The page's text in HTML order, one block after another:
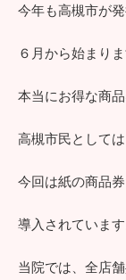
今年も高槻市が
６月から始まりま
本当にお得な商品
高槻市民として
今回は紙の商品
導入されています
当院では、全店